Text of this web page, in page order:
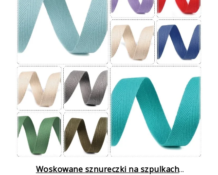
Woskowane sznureczki na szpulkach...